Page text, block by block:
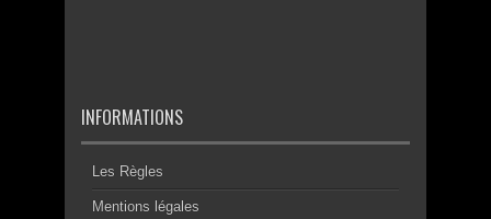
INFORMATIONS
Les Règles
Mentions légales